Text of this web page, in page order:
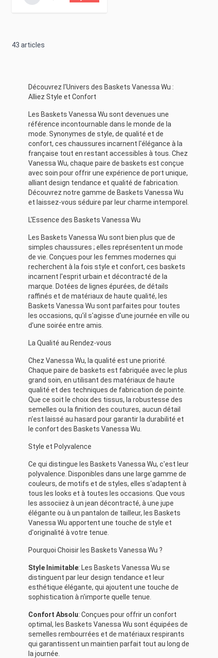
43 articles
Découvrez l'Univers des Baskets Vanessa Wu :
Alliez Style et Confort
Les Baskets Vanessa Wu sont devenues une
référence incontournable dans le monde de la
mode. Synonymes de style, de qualité et de
confort, ces chaussures incarnent l'élégance à la
française tout en restant accessibles à tous. Chez
Vanessa Wu, chaque paire de baskets est conçue
avec soin pour offrir une expérience de port unique,
alliant design tendance et qualité de fabrication.
Découvrez notre gamme de Baskets Vanessa Wu
et laissez-vous séduire par leur charme intemporel.
L'Essence des Baskets Vanessa Wu
Les Baskets Vanessa Wu sont bien plus que de
simples chaussures ; elles représentent un mode
de vie. Conçues pour les femmes modernes qui
recherchent à la fois style et confort, ces baskets
incarnent l'esprit urbain et décontracté de la
marque. Dotées de lignes épurées, de détails
raffinés et de matériaux de haute qualité, les
Baskets Vanessa Wu sont parfaites pour toutes
les occasions, qu'il s'agisse d'une journée en ville ou
d'une soirée entre amis.
La Qualité au Rendez-vous
Chez Vanessa Wu, la qualité est une priorité.
Chaque paire de baskets est fabriquée avec le plus
grand soin, en utilisant des matériaux de haute
qualité et des techniques de fabrication de pointe.
Que ce soit le choix des tissus, la robustesse des
semelles ou la finition des coutures, aucun détail
n'est laissé au hasard pour garantir la durabilité et
le confort des Baskets Vanessa Wu.
Style et Polyvalence
Ce qui distingue les Baskets Vanessa Wu, c'est leur
polyvalence. Disponibles dans une large gamme de
couleurs, de motifs et de styles, elles s'adaptent à
tous les looks et à toutes les occasions. Que vous
les associiez à un jean décontracté, à une jupe
élégante ou à un pantalon de tailleur, les Baskets
Vanessa Wu apportent une touche de style et
d'originalité à votre tenue.
Pourquoi Choisir les Baskets Vanessa Wu ?
Style Inimitable: Les Baskets Vanessa Wu se
distinguent par leur design tendance et leur
esthétique élégante, qui ajoutent une touche de
sophistication à n'importe quelle tenue.
Confort Absolu: Conçues pour offrir un confort
optimal, les Baskets Vanessa Wu sont équipées de
semelles rembourrées et de matériaux respirants
qui garantissent un maintien parfait tout au long de
la journée.